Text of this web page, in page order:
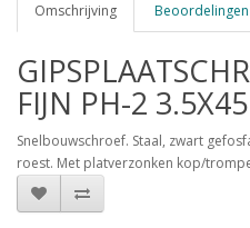
Omschrijving Beoordelingen
FIJN PH-2
Snelbouwschroef. Staal, zwart
roest. Met platverzonken kop/